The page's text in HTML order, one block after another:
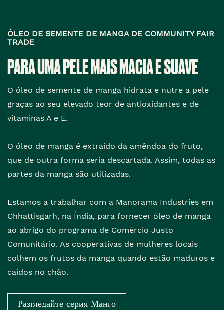
ÓLEO DE SEMENTE DE MANGA DE COMMUNITY FAIR
TRADE
PARA UMA PELE MAIS MACIA E SUAVE
O óleo de semente de manga hidrata e nutre a pele
graças ao seu elevado teor de antioxidantes e de
vitaminas A e E.
O óleo de manga é extraído da amêndoa do fruto,
que de outra forma seria descartada. Assim, todas as
partes da manga são utilizadas.
Estamos a trabalhar com a Manorama Industries em
Chhattisgarh, na Índia, para fornecer óleo de manga
ao abrigo do programa de Comércio Justo
Comunitário. As cooperativas de mulheres locais
colhem os frutos da manga quando estão maduros e
caídos no chão.
Разгледайте серия Манго